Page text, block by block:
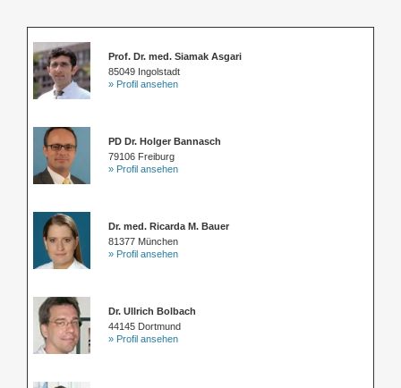
Prof. Dr. med. Siamak Asgari
85049 Ingolstadt
» Profil ansehen
PD Dr. Holger Bannasch
79106 Freiburg
» Profil ansehen
Dr. med. Ricarda M. Bauer
81377 München
» Profil ansehen
Dr. Ullrich Bolbach
44145 Dortmund
» Profil ansehen